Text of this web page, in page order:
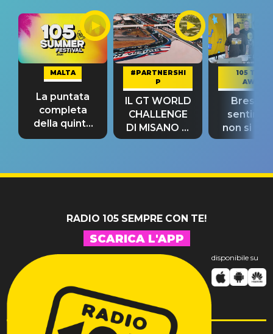
MALTA
La puntata
completa
della quinta
tappa
#PARTNERSHI
P
IL GT WORLD
CHALLENGE
DI MISANO si
riconferma
105 TAKE
AWAY
Bresh:
non si
fino alla
RADIO 105 SEMPRE CON TE!
SCARICA L'APP
disponibile su